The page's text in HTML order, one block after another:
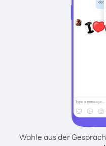
Wähle aus der